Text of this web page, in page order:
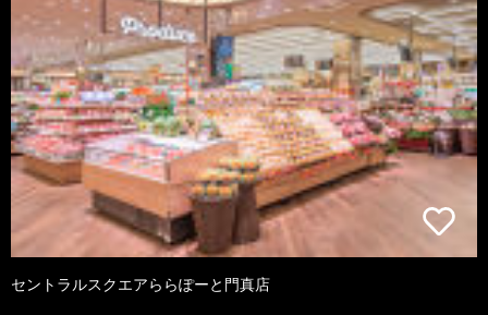
セントラルスクエアららぽーと門真店